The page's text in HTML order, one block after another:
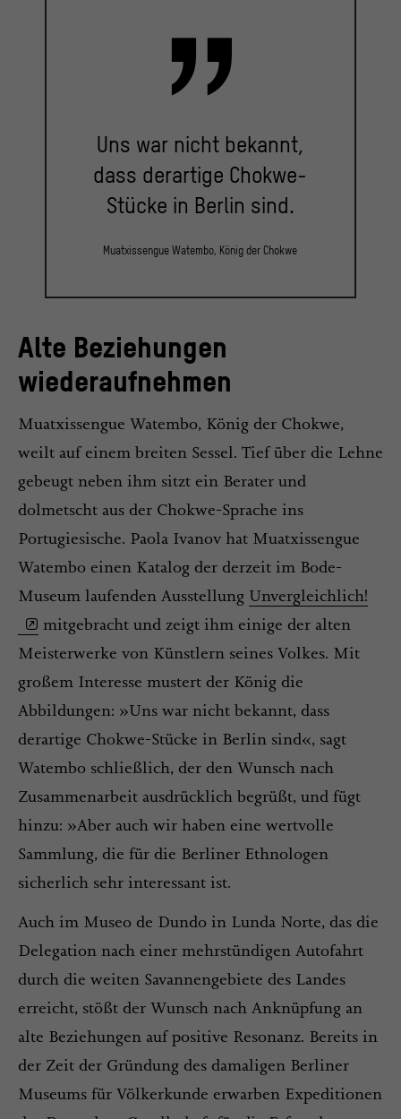
Uns war nicht bekannt,
dass derartige Chokwe-
Stücke in Berlin sind.
Muatxissengue Watembo, König der Chokwe
Alte Beziehungen
wiederaufnehmen
Muatxissengue Watembo, König der Chokwe,
weilt auf einem breiten Sessel. Tief über die Lehne
gebeugt neben ihm sitzt ein Berater und
dolmetscht aus der Chokwe-Sprache ins
Portugiesische. Paola Ivanov hat Muatxissengue
Watembo einen Katalog der derzeit im Bode-
Museum laufenden Ausstellung Unvergleichlich!
mitgebracht und zeigt ihm einige der alten
Meisterwerke von Künstlern seines Volkes. Mit
großem Interesse mustert der König die
Abbildungen: »Uns war nicht bekannt, dass
derartige Chokwe-Stücke in Berlin sind«, sagt
Watembo schließlich, der den Wunsch nach
Zusammenarbeit ausdrücklich begrüßt, und fügt
hinzu: »Aber auch wir haben eine wertvolle
Sammlung, die für die Berliner Ethnologen
sicherlich sehr interessant ist.
Auch im Museo de Dundo in Lunda Norte, das die
Delegation nach einer mehrstündigen Autofahrt
durch die weiten Savannengebiete des Landes
erreicht, stößt der Wunsch nach Anknüpfung an
alte Beziehungen auf positive Resonanz. Bereits in
der Zeit der Gründung des damaligen Berliner
Museums für Völkerkunde erwarben Expeditionen